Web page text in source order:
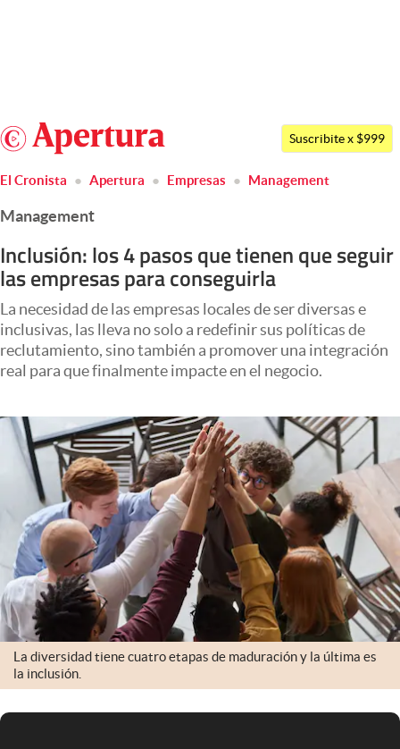
Argentina
Uruguay
Members
Economía y Política
Negocios
Columnistas
Otras secciones
Apertura
Clase
Clima
Mundial 2026
Eventos Corporativos
El Cronista Studio
Mediakit
Argentina
Suscribite x $999
El Cronista Apertura Empresas Management
Management
Inclusión: los 4 pasos que tienen que seguir
las empresas para conseguirla
La necesidad de las empresas locales de ser diversas e
inclusivas, las lleva no solo a redefinir sus políticas de
reclutamiento, sino también a promover una integración
real para que finalmente impacte en el negocio.
La diversidad tiene cuatro etapas de maduración y la última es
la inclusión.